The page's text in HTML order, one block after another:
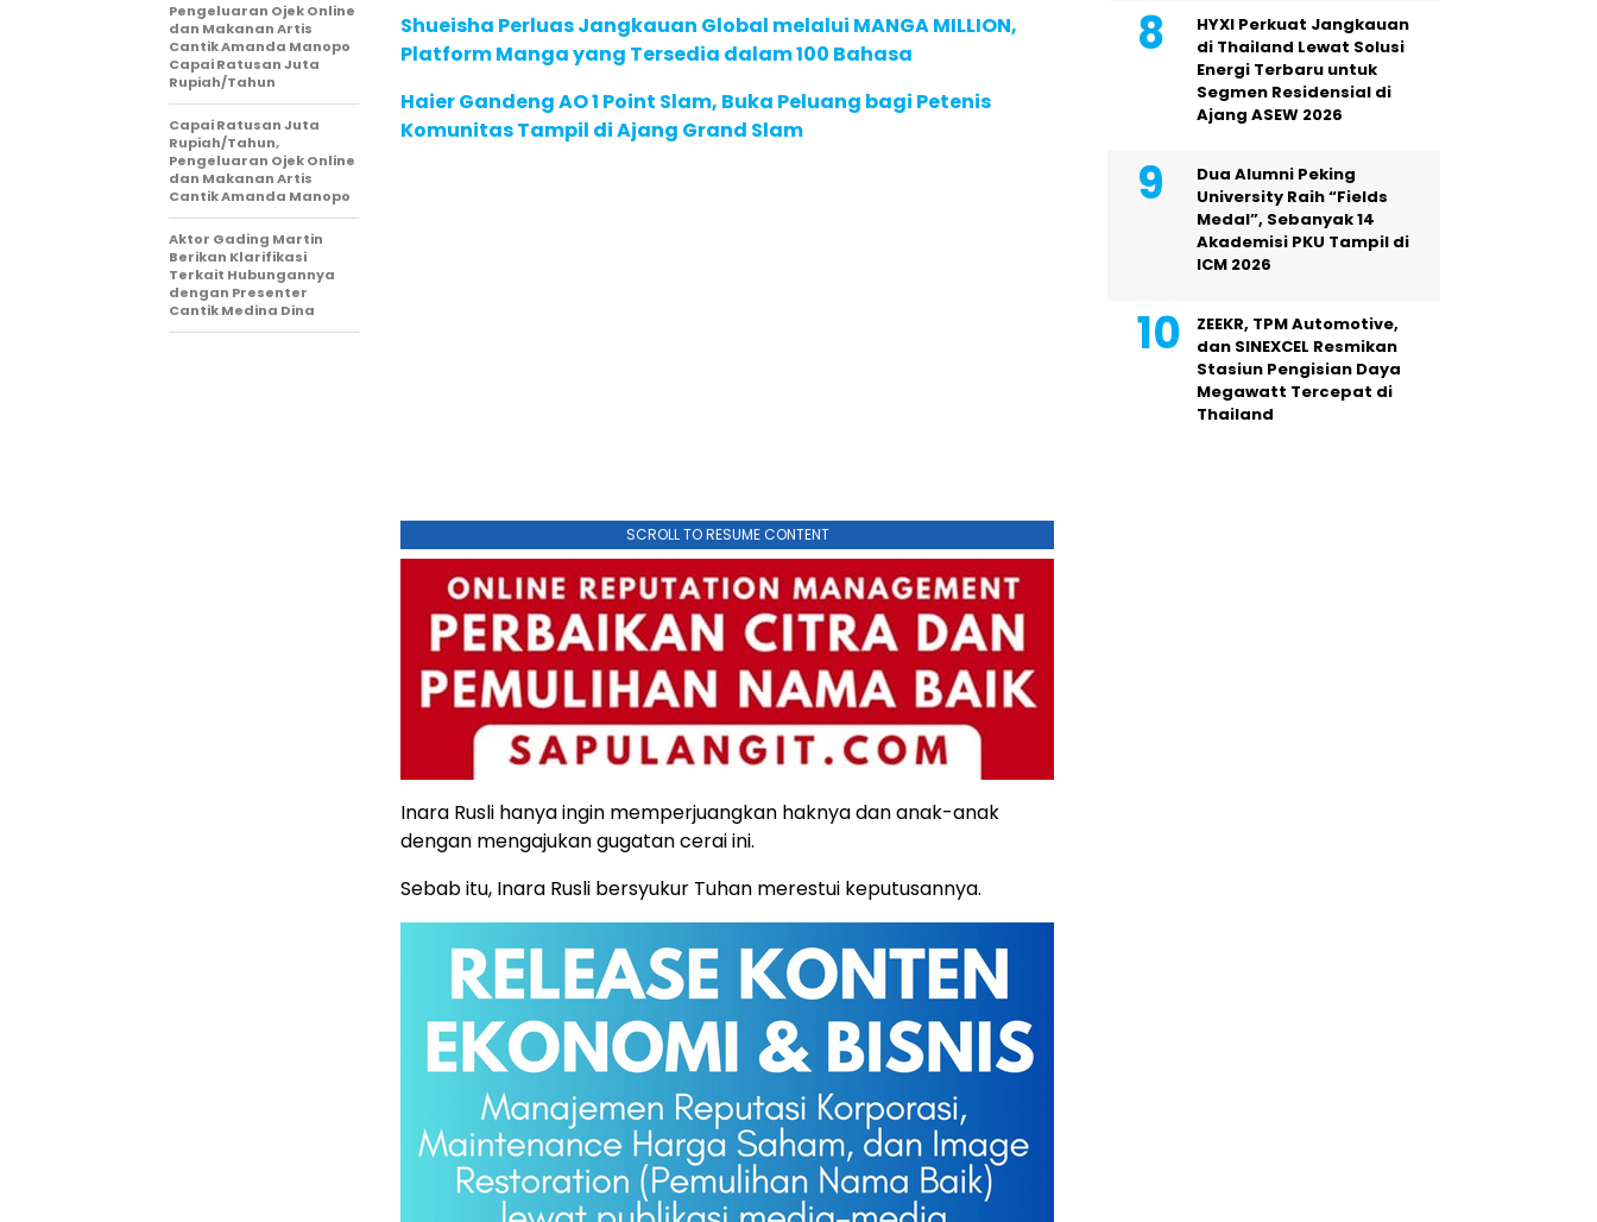
Shueisha Perluas Jangkauan Global melalui MANGA MILLION,
Platform Manga yang Tersedia dalam 100 Bahasa
Haier Gandeng AO 1 Point Slam, Buka Peluang bagi Petenis
Komunitas Tampil di Ajang Grand Slam
SCROLL TO RESUME CONTENT
Inara Rusli hanya ingin memperjuangkan haknya dan anak-anak
dengan mengajukan gugatan cerai ini.
Sebab itu, Inara Rusli bersyukur Tuhan merestui keputusannya.
Pengeluaran Ojek Online
dan Makanan Artis
Cantik Amanda Manopo
Capai Ratusan Juta
Rupiah/Tahun
Capai Ratusan Juta
Rupiah/Tahun,
Pengeluaran Ojek Online
dan Makanan Artis
Cantik Amanda Manopo
Aktor Gading Martin
Berikan Klarifikasi
Terkait Hubungannya
dengan Presenter
Cantik Medina Dina
HYXI Perkuat Jangkauan
di Thailand Lewat Solusi
Energi Terbaru untuk
Segmen Residensial di
Ajang ASEW 2026
Dua Alumni Peking
University Raih “Fields
Medal”, Sebanyak 14
Akademisi PKU Tampil di
ICM 2026
ZEEKR, TPM Automotive,
dan SINEXCEL Resmikan
Stasiun Pengisian Daya
Megawatt Tercepat di
Thailand